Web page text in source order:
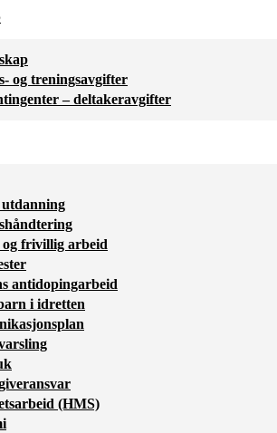
og treningsavgifter
– deltakeravgifter
frivillig arbeid
antidopingarbeid
i idretten
(HMS)